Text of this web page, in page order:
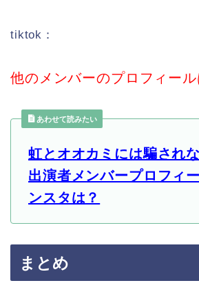
tiktok：
他のメンバーのプロフィール
あわせて読みたい
虹とオオカミには騙され
出演者メンバープロフィ
ンスタは？
まとめ